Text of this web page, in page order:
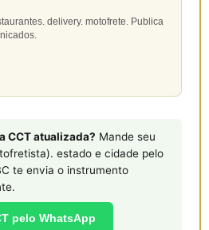
delivery. motofrete. Publica
CCT atualizada? Mande seu
estado e cidade pelo
te envia o instrumento
pelo WhatsApp